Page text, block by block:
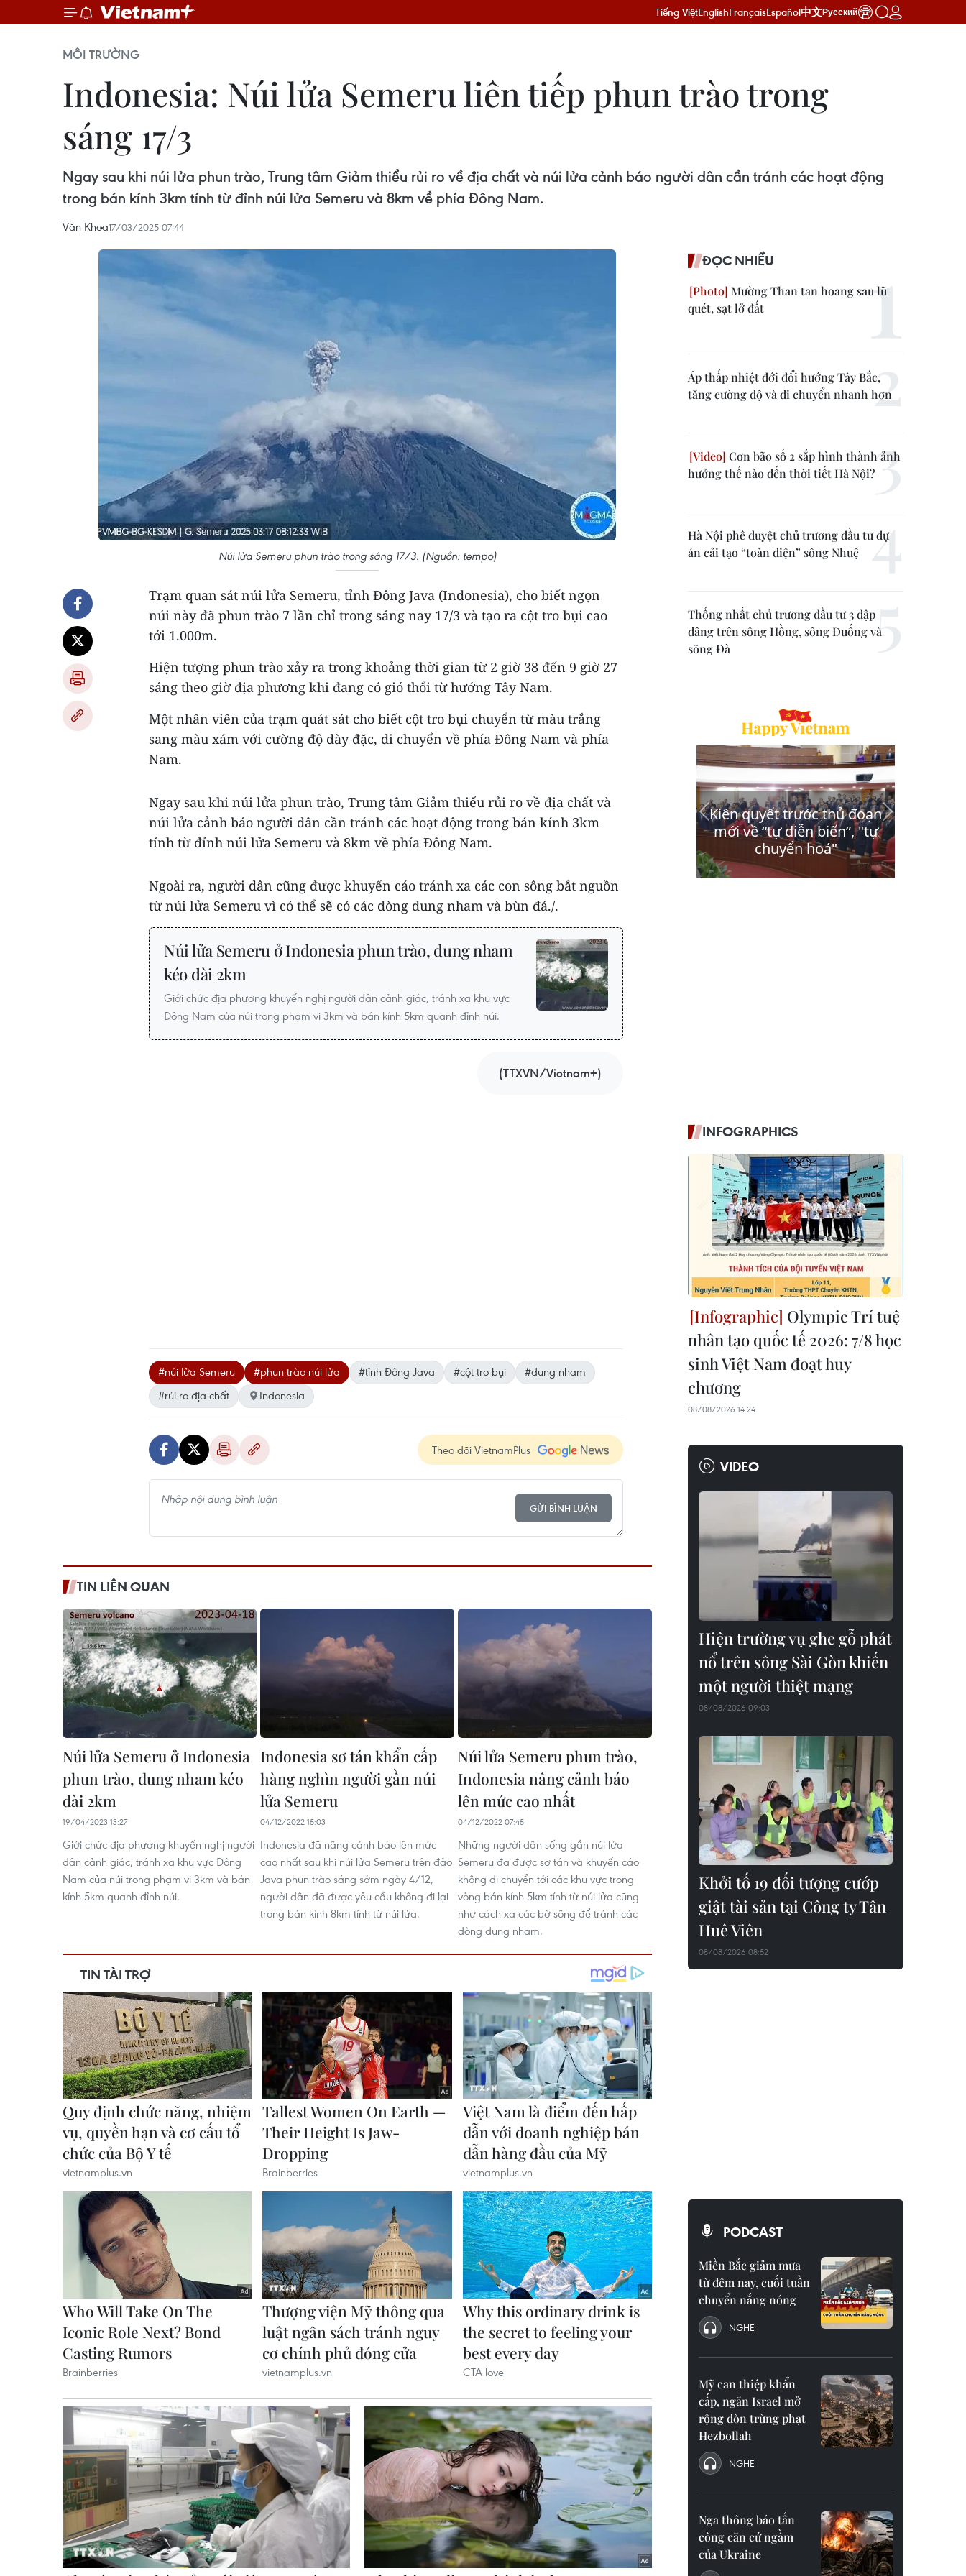
Tiếng ViệtEnglishFrançaisEspañol中文Русский
MÔI TRƯỜNG
Indonesia: Núi lửa Semeru liên tiếp phun trào trong
sáng 17/3
Ngay sau khi núi lửa phun trào, Trung tâm Giảm thiểu rủi ro về địa chất và núi lửa cảnh báo người dân cần tránh các hoạt động
trong bán kính 3km tính từ đỉnh núi lửa Semeru và 8km về phía Đông Nam.
Văn Khoa17/03/2025 07:44
Núi lửa Semeru phun trào trong sáng 17/3. (Nguồn: tempo)
Trạm quan sát núi lửa Semeru, tỉnh Đông Java (Indonesia), cho biết ngọn
núi này đã phun trào 7 lần chỉ trong sáng nay 17/3 và tạo ra cột tro bụi cao
tới 1.000m.
Hiện tượng phun trào xảy ra trong khoảng thời gian từ 2 giờ 38 đến 9 giờ 27
sáng theo giờ địa phương khi đang có gió thổi từ hướng Tây Nam.
Một nhân viên của trạm quát sát cho biết cột tro bụi chuyển từ màu trắng
sang màu xám với cường độ dày đặc, di chuyển về phía Đông Nam và phía
Nam.
Ngay sau khi núi lửa phun trào, Trung tâm Giảm thiểu rủi ro về địa chất và
núi lửa cảnh báo người dân cần tránh các hoạt động trong bán kính 3km
tính từ đỉnh núi lửa Semeru và 8km về phía Đông Nam.
Ngoài ra, người dân cũng được khuyến cáo tránh xa các con sông bắt nguồn
từ núi lửa Semeru vì có thể sẽ có các dòng dung nham và bùn đá./.
Núi lửa Semeru ở Indonesia phun trào, dung nham
kéo dài 2km
Giới chức địa phương khuyến nghị người dân cảnh giác, tránh xa khu vực
Đông Nam của núi trong phạm vi 3km và bán kính 5km quanh đỉnh núi.
(TTXVN/Vietnam+)
#núi lửa Semeru #phun trào núi lửa #tỉnh Đông Java #cột tro bụi
#dung nham
#rủi ro địa chất
Indonesia
Theo dõi VietnamPlus
GỬI BÌNH LUẬN
TIN LIÊN QUAN
Núi lửa Semeru ở Indonesia
phun trào, dung nham kéo
dài 2km
19/04/2023 13:27
Giới chức địa phương khuyến nghị người
dân cảnh giác, tránh xa khu vực Đông
Nam của núi trong phạm vi 3km và bán
kính 5km quanh đỉnh núi.
Indonesia sơ tán khẩn cấp
hàng nghìn người gần núi
lửa Semeru
04/12/2022 15:03
Indonesia đã nâng cảnh báo lên mức
cao nhất sau khi núi lửa Semeru trên đảo
Java phun trào sáng sớm ngày 4/12,
người dân đã được yêu cầu không đi lại
trong bán kính 8km tính từ núi lửa.
Núi lửa Semeru phun trào,
Indonesia nâng cảnh báo
lên mức cao nhất
04/12/2022 07:45
Những người dân sống gần núi lửa
Semeru đã được sơ tán và khuyến cáo
không di chuyển tới các khu vực trong
vòng bán kính 5km tính từ núi lửa cũng
như cách xa các bờ sông để tránh các
dòng dung nham.
ĐỌC NHIỀU
Mường Than tan hoang sau lũ
quét, sạt lở đất
Áp thấp nhiệt đới đổi hướng Tây Bắc,
tăng cường độ và di chuyển nhanh hơn
Cơn bão số 2 sắp hình thành ảnh
hưởng thế nào đến thời tiết Hà Nội?
Hà Nội phê duyệt chủ trương đầu tư dự
án cải tạo “toàn diện” sông Nhuệ
Thống nhất chủ trương đầu tư 3 đập
dâng trên sông Hồng, sông Đuống và
sông Đà
INFOGRAPHICS
Olympic Trí tuệ
nhân tạo quốc tế 2026: 7/8 học
sinh Việt Nam đoạt huy
chương
08/08/2026 14:24
VIDEO
Hiện trường vụ ghe gỗ phát
nổ trên sông Sài Gòn khiến
một người thiệt mạng
08/08/2026 09:03
Khởi tố 19 đối tượng cướp
giật tài sản tại Công ty Tân
Huê Viên
08/08/2026 08:52
PODCAST
Miền Bắc giảm mưa
từ đêm nay, cuối tuần
chuyển nắng nóng
NGHE
Mỹ can thiệp khẩn
cấp, ngăn Israel mở
rộng đòn trừng phạt
Hezbollah
NGHE
Nga thông báo tấn
công căn cứ ngầm
của Ukraine